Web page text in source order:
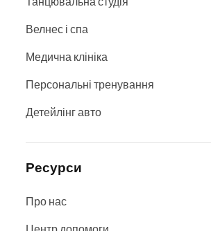
Велнес і спа
Медична клініка
Персональні тренування
Детейлінг авто
Ресурси
Про нас